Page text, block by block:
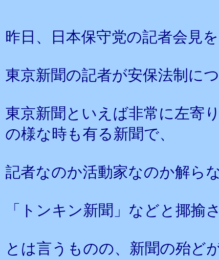
昨日、日本保守党の記者会見
東京新聞の記者が安保法制に
東京新聞といえば非常に左寄
の様な時も有る新聞で、
記者なのか活動家なのか解ら
「トンキン新聞」などと揶揄
とは言うものの、新聞の殆ど